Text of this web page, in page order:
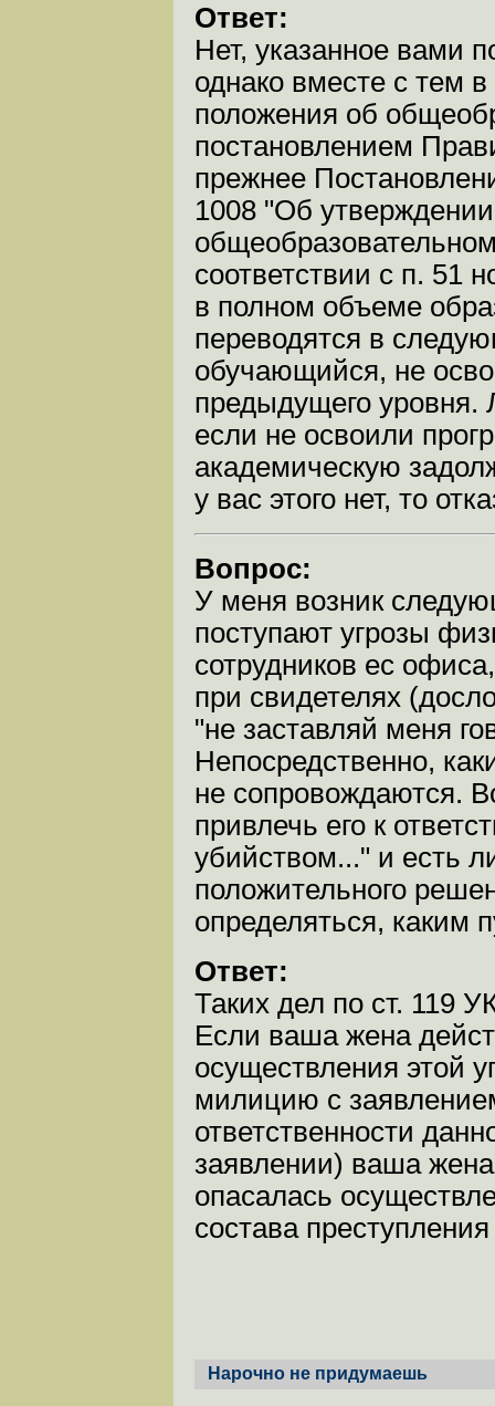
Ответ:
Нет, указанное вами
однако вместе с тем
положения об
постановлением
прежнее
1008 "Об
соответствии с п. 51
в полном объеме
переводятся в
обучающийся, не
предыдущего уровня.
если не освоили
академическую
у вас этого нет, то
Вопрос:
У меня возник
поступают угрозы
сотрудников ес
при свидетелях
"не заставляй меня
Непосредственно,
не сопровождаются.
привлечь его к
убийством..." и есть
положительного
определяться, каким
Ответ:
Таких дел по ст. 119
Если ваша жена
осуществления этой
милицию с
ответственности
заявлении) ваша жена
опасалась
состава преступления
Нарочно не придумаешь